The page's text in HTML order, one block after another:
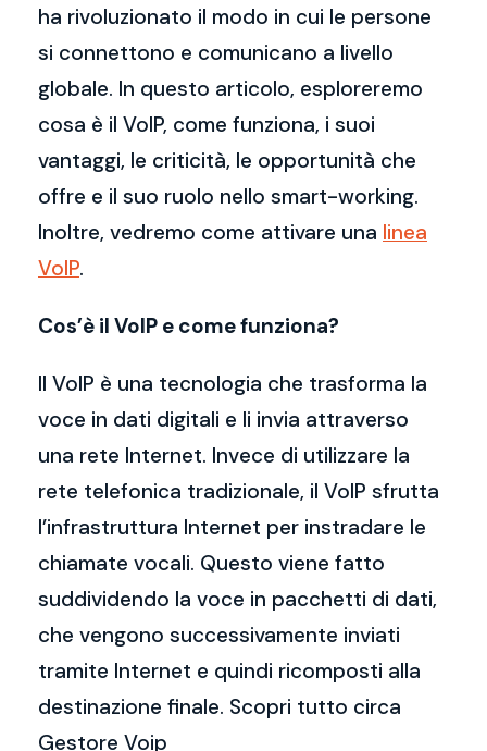
ha rivoluzionato il modo in cui le persone
si connettono e comunicano a livello
globale. In questo articolo, esploreremo
cosa è il VoIP, come funziona, i suoi
vantaggi, le criticità, le opportunità che
offre e il suo ruolo nello smart-working.
Inoltre, vedremo come attivare una linea
VoIP.
Cos’è il VoIP e come funziona?
Il VoIP è una tecnologia che trasforma la
voce in dati digitali e li invia attraverso
una rete Internet. Invece di utilizzare la
rete telefonica tradizionale, il VoIP sfrutta
l’infrastruttura Internet per instradare le
chiamate vocali. Questo viene fatto
suddividendo la voce in pacchetti di dati,
che vengono successivamente inviati
tramite Internet e quindi ricomposti alla
destinazione finale. Scopri tutto circa
Gestore Voip